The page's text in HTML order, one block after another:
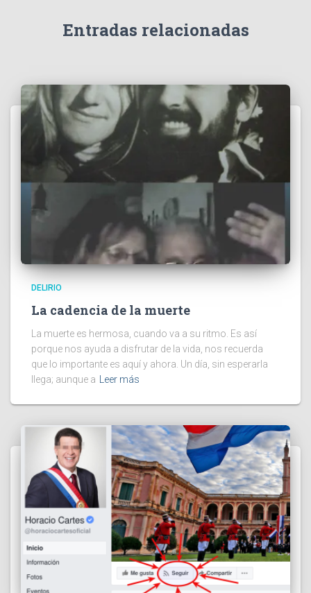
Entradas relacionadas
DELIRIO
La cadencia de la muerte
La muerte es hermosa, cuando va a su ritmo. Es así
porque nos ayuda a disfrutar de la vida, nos recuerda
que lo importante es aquí y ahora. Un día, sin esperarla
llega; aunque a
Leer más